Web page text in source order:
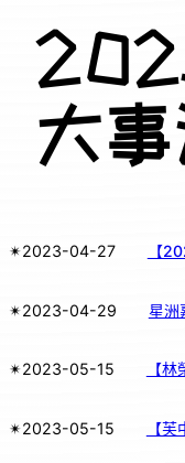
大
✴︎2023-04-27 【
✴︎2023-04-29 星洲
✴︎2023-05-15 【
✴︎2023-05-15 【